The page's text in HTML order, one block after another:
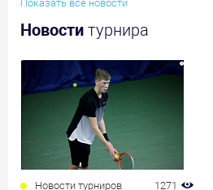
Показать все новости
Новости турнира
Новости турниров 1271